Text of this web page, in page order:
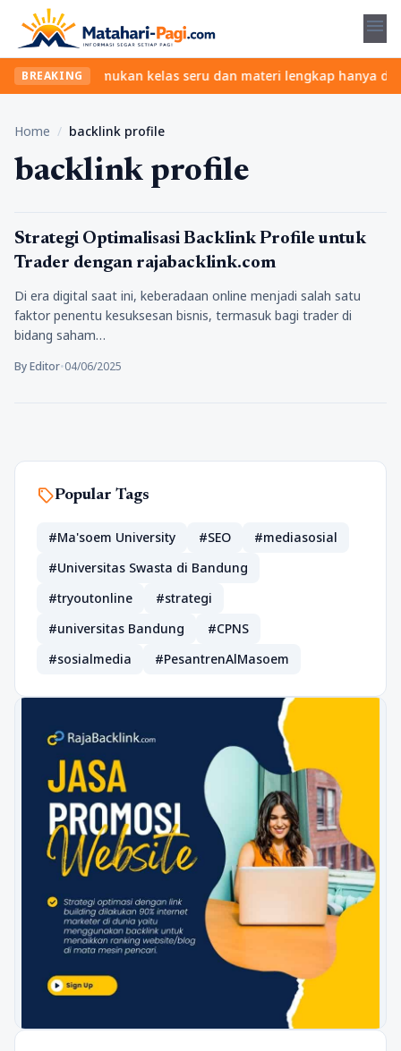
menu
BREAKING
ribet? Temukan kelas seru dan materi lengkap hanya di
Home / backlink profile
backlink profile
Tips
Strategi Optimalisasi Backlink Profile untuk
Trader dengan rajabacklink.com
Di era digital saat ini, keberadaan online menjadi salah satu
faktor penentu kesuksesan bisnis, termasuk bagi trader di
bidang saham…
By Editor•04/06/2025
sellPopular Tags
#Ma'soem University #SEO
#mediasosial
#Universitas Swasta di Bandung
#tryoutonline
#strategi
#universitas Bandung
#CPNS
#sosialmedia
#PesantrenAlMasoem